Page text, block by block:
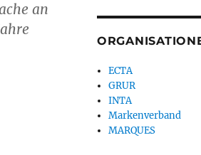
an
ECTA
GRUR
INTA
Markenverband
MARQUES